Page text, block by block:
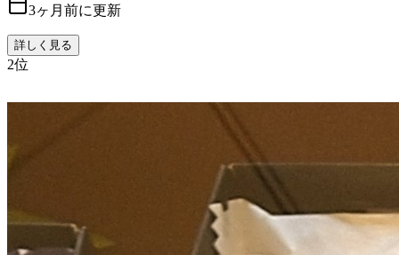
3ヶ月前に更新
詳しく見る
2位